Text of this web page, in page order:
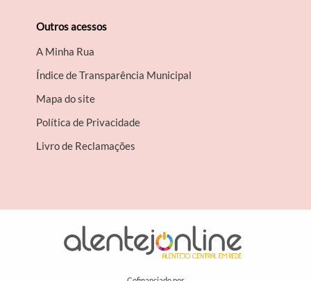
Outros acessos
A Minha Rua
Índice de Transparência Municipal
Mapa do site
Política de Privacidade
Livro de Reclamações